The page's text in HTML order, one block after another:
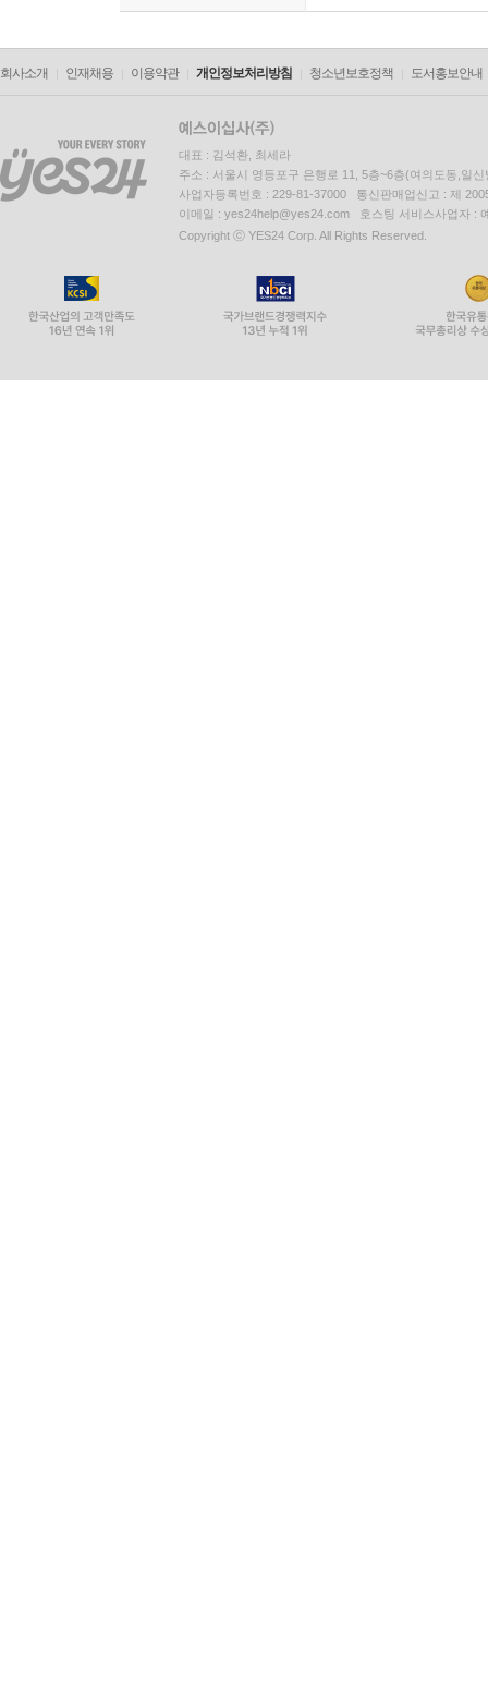
회사소개 인재채용 이용약관 개인정보처리방침 청소년보호정책 도서홍보안내
대표 : 김석환, 최세라
주소 : 서울시 영등포구 은행로 11, 5층~6층(여의도동,일신
사업자등록번호 : 229-81-37000 통신판매업신고 : 제
이메일 : yes24help@yes24.com 호스팅 서비스사업자 :
Copyright ⓒ YES24 Corp. All Rights Reserved.